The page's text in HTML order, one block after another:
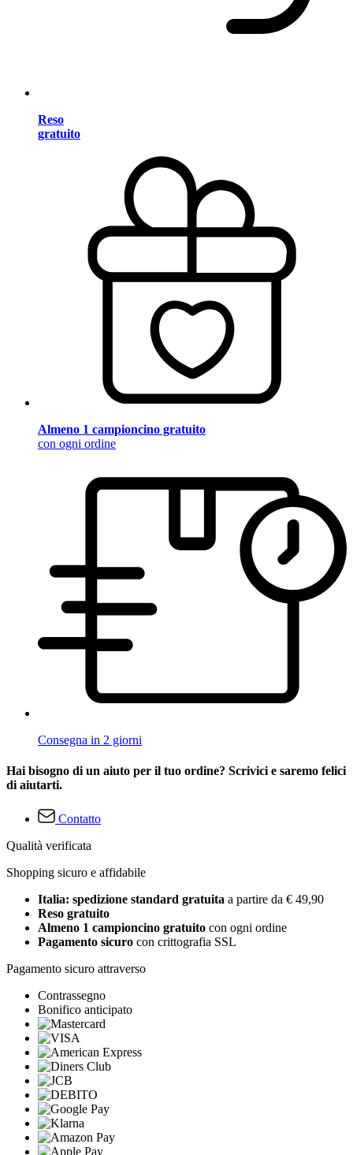
Reso
gratuito
Almeno 1 campioncino gratuito
con ogni ordine
Consegna in 2 giorni
Hai bisogno di un aiuto per il tuo ordine? Scrivici e saremo felici
di aiutarti.
Contatto
Qualità verificata
Shopping sicuro e affidabile
Italia: spedizione standard gratuita a partire da € 49,90
Reso gratuito
Almeno 1 campioncino gratuito con ogni ordine
Pagamento sicuro con crittografia SSL
Pagamento sicuro attraverso
Contrassegno
Bonifico anticipato